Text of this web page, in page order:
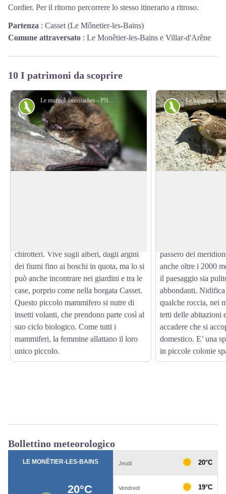
Cordier. Per il ritorno percorrere lo stesso itinerario a ritroso.
Partenza : Casset (Le Mônetier-les-Bains)
Comune attraversato : Le Monêtier-les-Bains e Villar-d'Arêne
10 I patrimoni da scoprire
Le murin à moustaches - PNE - Corail Marc
Fauna
chirotteri. Vive sugli alberi, dagli argini
dei fiumi fino ai boschi in quota, ma lo si
può anche incontrare nei giardini e tra le
case, porprio come nella borgata Casset.
Questo piccolo mammifero si nutre di
insetti volanti, che prendono parte così al
suo ciclo biologico. Come tutti i
mammiferi, la femmine allattano il loro
unico piccolo.
Fauna
passero del
anche oltre i 2000
il paesaggio sia
abbondanti.
qualche roccia, nei
tetti delle abitazioni
accadere che si
domestico. E’ una
in piccole colonie
Bollettino meteorologico